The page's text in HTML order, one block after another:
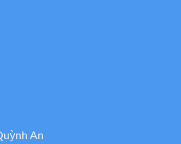
An